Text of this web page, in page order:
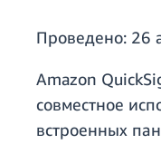
Проведено: 26
Amazon
совместное
встроенных